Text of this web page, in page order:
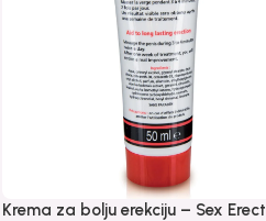
Krema za bolju erekciju – Sex Erect